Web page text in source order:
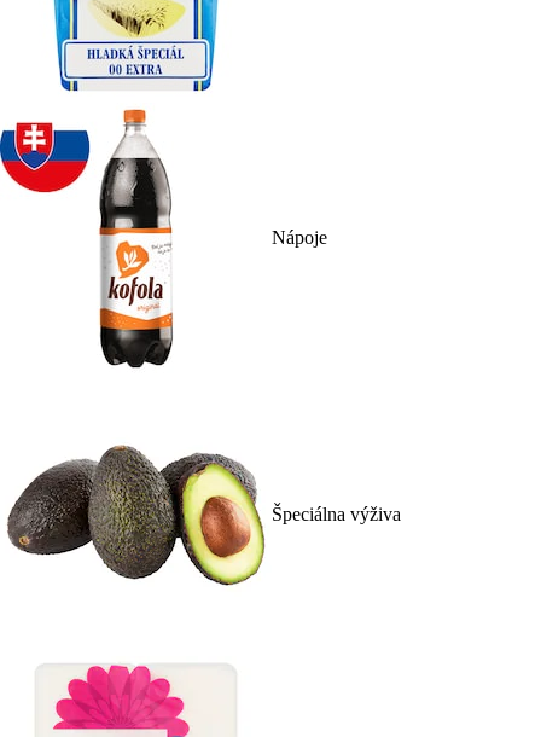
Nápoje
Špeciálna výživa